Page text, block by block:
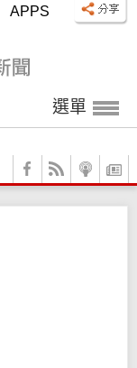
APPS
選單